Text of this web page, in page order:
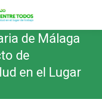
de Málaga
de
en el Lugar